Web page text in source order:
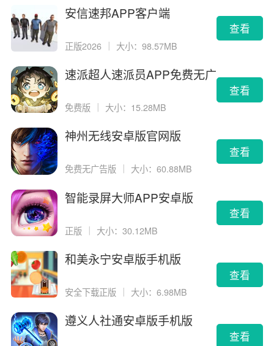
安信速邦APP客户端
正版2026 ｜ 大小：98.57MB
查看
速派超人速派员APP免费无广
免费版 大小：15.28MB
查看
神州无线安卓版官网版
免费无广告版 大小：60.88MB
查看
智能录屏大师APP安卓版
正版 ｜ 大小：30.12MB
查看
和美永宁安卓版手机版
安全下载正版 大小：6.98MB
查看
遵义人社通安卓版手机版
查看